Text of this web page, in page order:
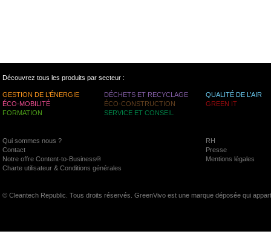
Découvrez tous les produits par secteur :
GESTION DE L’ÉNERGIE DÉCHETS ET RECYCLAGE
QUALITÉ DE L’AIR
ÉCO-MOBILITÉ
ÉCO-CONSTRUCTION
GREEN IT
FORMATION
SERVICE ET CONSEIL
Qui sommes nous ?
RH
Contact
Presse
Notre offre Content-to-Business®
Mentions légales
Charte utilisateur & Conditions générales
© Cleantech Republic. Tous droits réservés. GreenVivo est une marque déposée qui